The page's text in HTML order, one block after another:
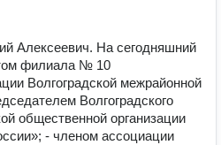
Алексеевич. На сегодняшний
филиала № 10
Волгоградской межрайонной
Волгоградского
общественной организации
- членом ассоциации